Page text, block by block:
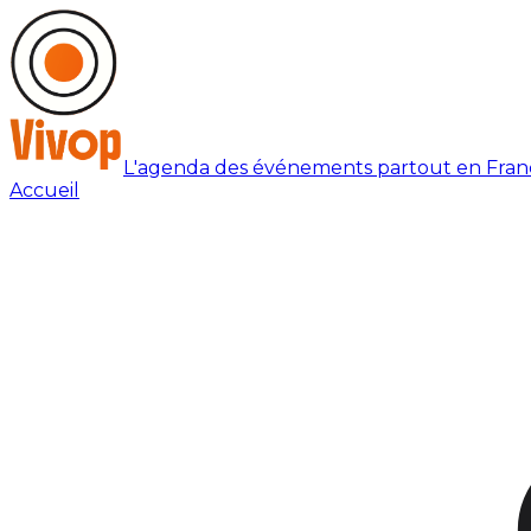
L'agenda des événements partout en
Accueil